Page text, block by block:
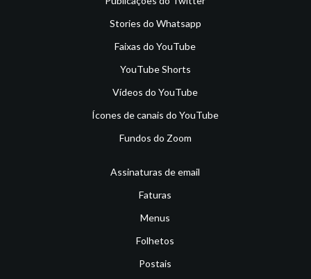
Stories do Whatsapp
Faixas do YouTube
YouTube Shorts
Vídeos do YouTube
Ícones de canais do YouTube
Fundos do Zoom
Assinaturas de email
Faturas
Menus
Folhetos
Postais